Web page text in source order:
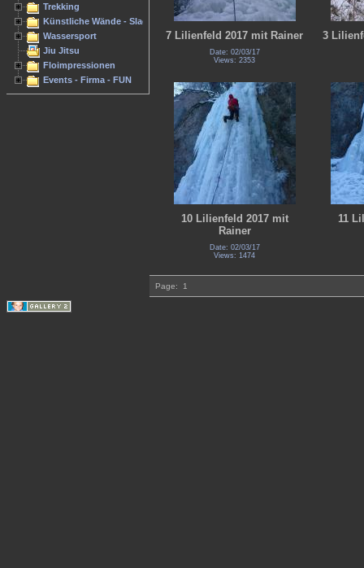
Trekking
Künstliche Wände - Slacken
Wassersport
Jiu Jitsu
Floimpressionen
Events - Firma - FUN
7 Lilienfeld 2017 mit Rainer
Date: 02/03/17
Views: 2353
3
10 Lilienfeld 2017 mit
Rainer
Date: 02/03/17
Views: 1474
11
Page: 1